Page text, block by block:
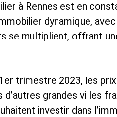
à Rennes est en
dynamique,
se multiplient, offrant
trimestre 2023, les
d’autres grandes villes
investir dans